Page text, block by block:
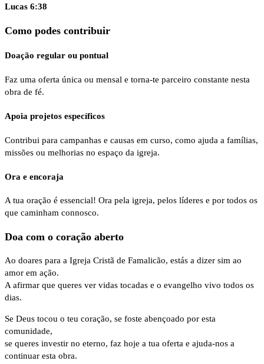
Lucas 6:38
Como podes contribuir
Doação regular ou pontual
Faz uma oferta única ou mensal e torna-te parceiro constante nesta
obra de fé.
Apoia projetos específicos
Contribui para campanhas e causas em curso, como ajuda a famílias,
missões ou melhorias no espaço da igreja.
Ora e encoraja
A tua oração é essencial! Ora pela igreja, pelos líderes e por todos os
que caminham connosco.
Doa com o coração aberto
Ao doares para a Igreja Cristã de Famalicão, estás a dizer sim ao
amor em ação.
A afirmar que queres ver vidas tocadas e o evangelho vivo todos os
dias.
Se Deus tocou o teu coração, se foste abençoado por esta
comunidade,
se queres investir no eterno, faz hoje a tua oferta e ajuda-nos a
continuar esta obra.